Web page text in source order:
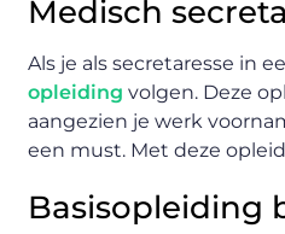
Medisch
Als je als secretaresse in
opleiding volgen. Deze
aangezien je werk
een must. Met deze
Basisopleiding